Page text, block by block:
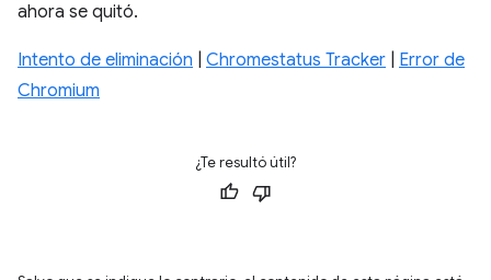
ahora se quitó.
Intento de eliminación Chromestatus Tracker
Error de
Chromium
¿Te resultó útil?